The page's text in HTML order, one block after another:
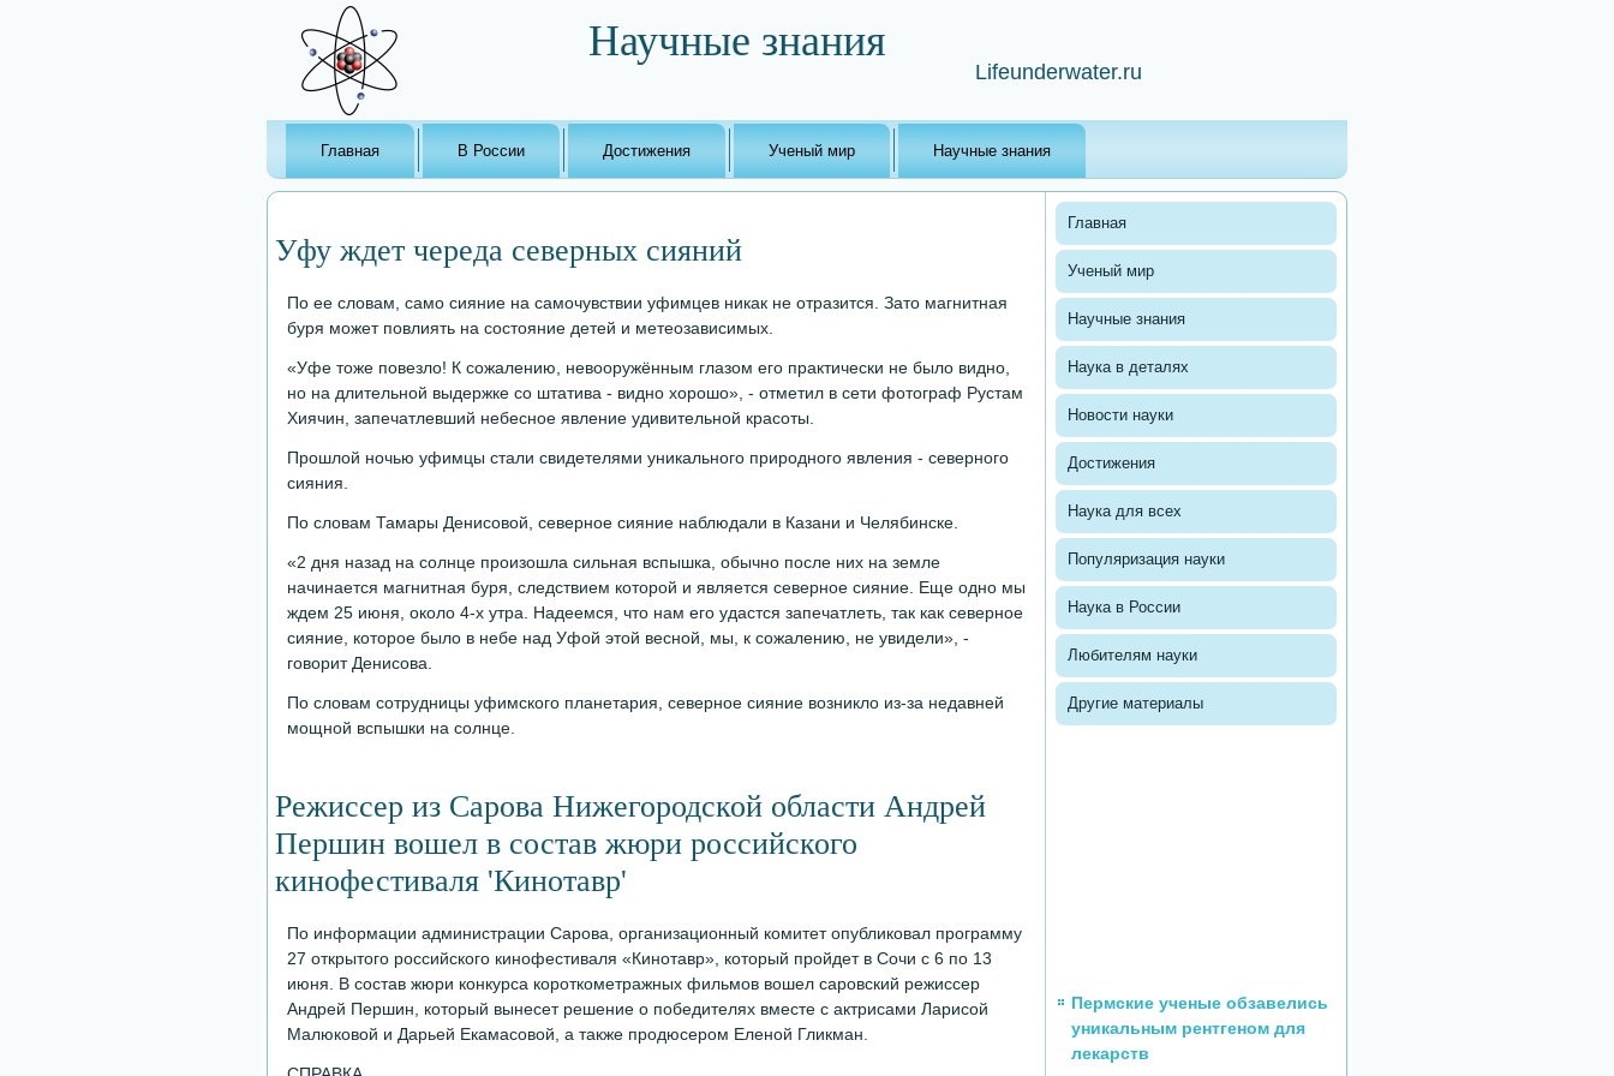
Научные знания
Lifeunderwater.ru
Главная В России Достижения Ученый мир Научные знания
Уфу ждет череда северных сияний
По ее словам, само сияние на самочувствии уфимцев никак не отразится. Зато магнитная
буря может повлиять на состояние детей и метеозависимых.
«Уфе тоже повезло! К сожалению, невооружённым глазом его практически не было видно,
но на длительной выдержке со штатива - видно хорошо», - отметил в сети фотограф Рустам
Хиячин, запечатлевший небесное явление удивительной красоты.
Прошлой ночью уфимцы стали свидетелями уникального природного явления - северного
сияния.
По словам Тамары Денисовой, северное сияние наблюдали в Казани и Челябинске.
«2 дня назад на солнце произошла сильная вспышка, обычно после них на земле
начинается магнитная буря, следствием которой и является северное сияние. Еще одно мы
ждем 25 июня, около 4-х утра. Надеемся, что нам его удастся запечатлеть, так как северное
сияние, которое было в небе над Уфой этой весной, мы, к сожалению, не увидели», -
говорит Денисова.
По словам сотрудницы уфимского планетария, северное сияние возникло из-за недавней
мощной вспышки на солнце.
Режиссер из Сарова Нижегородской области Андрей
Першин вошел в состав жюри российского
кинофестиваля 'Кинотавр'
По информации администрации Сарова, организационный комитет опубликовал программу
27 открытого российского кинофестиваля «Кинотавр», который пройдет в Сочи с 6 по 13
июня. В состав жюри конкурса короткометражных фильмов вошел саровский режиссер
Андрей Першин, который вынесет решение о победителях вместе с актрисами Ларисой
Малюковой и Дарьей Екамасовой, а также продюсером Еленой Гликман.
Главная
Ученый мир
Научные знания
Наука в деталях
Новости науки
Достижения
Наука для всех
Популяризация науки
Наука в России
Любителям науки
Другие материалы
Пермские ученые обзавелись
уникальным рентгеном для
лекарств